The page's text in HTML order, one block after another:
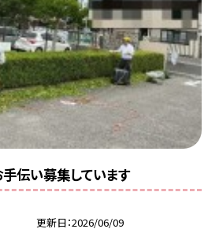
伝い募集しています
更新日 2026/06/09